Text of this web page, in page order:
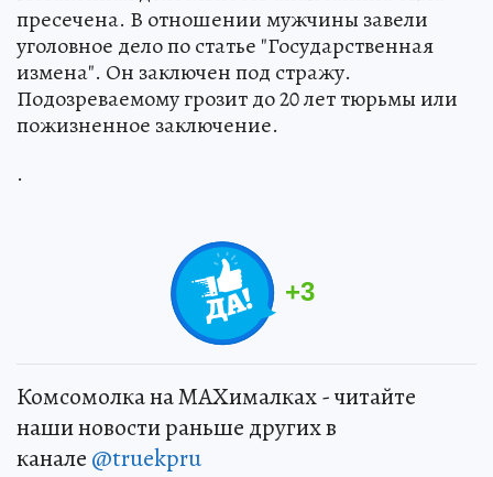
пресечена. В отношении мужчины завели
уголовное дело по статье "Государственная
измена". Он заключен под стражу.
Подозреваемому грозит до 20 лет тюрьмы или
пожизненное заключение.
.
+3
Комсомолка на MAXималках - читайте
наши новости раньше других в
канале @truekpru